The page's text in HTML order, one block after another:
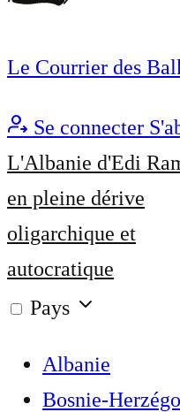
Le Courrier des
Se connecter
L'Albanie d'Edi
en pleine dérive
oligarchique et
autocratique
Pays
Albanie
Bosnie-